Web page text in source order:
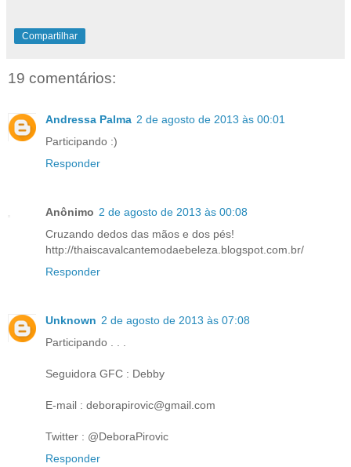
Compartilhar
19 comentários:
Andressa Palma 2 de agosto de 2013 às 00:01
Participando :)
Responder
Anônimo 2 de agosto de 2013 às 00:08
Cruzando dedos das mãos e dos pés!
http://thaiscavalcantemodaebeleza.blogspot.com.br/
Responder
Unknown 2 de agosto de 2013 às 07:08
Participando . . .
Seguidora GFC : Debby
E-mail : deborapirovic@gmail.com
Twitter : @DeboraPirovic
Responder